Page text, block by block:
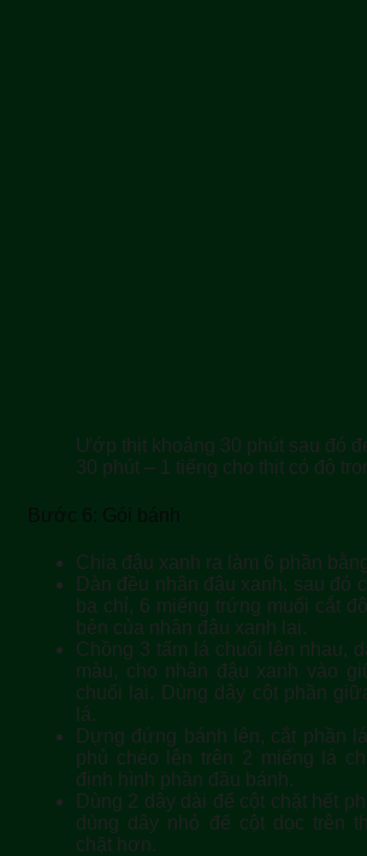
Ướp thịt khoảng 30 phút sau đó
30 phút – 1 tiếng cho thịt có độ
Bước 6: Gói bánh
Chia đậu xanh ra làm 6 phần
Dàn đều nhân đậu xanh, sau đó
ba chỉ, 6 miếng trứng muối cắt
bên của nhân đậu xanh lại.
Chồng 3 tấm lá chuối lên nhau,
màu, cho nhân đậu xanh vào
chuối lại. Dùng dây cột phần
lá.
Dựng đứng bánh lên, cắt phần
phủ chéo lên trên 2 miếng lá
định hình phần đầu bánh.
Dùng 2 dây dài để cột chặt hết
dùng dây nhỏ để cột dọc trên
chặt hơn.